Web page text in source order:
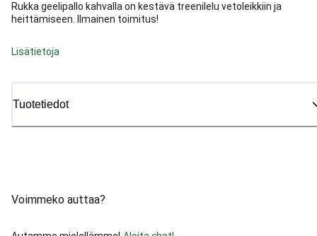
Rukka geelipallo kahvalla on kestävä treenilelu vetoleikkiin ja
heittämiseen. Ilmainen toimitus!
Lisätietoja
Tuotetiedot
Voimmeko auttaa?